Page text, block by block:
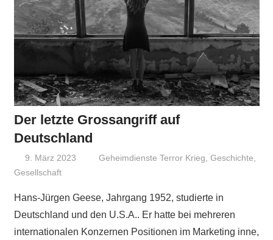
Der letzte Grossangriff auf
Deutschland
9. März 2023 Niki Vogt
Geheimdienste Terror Krieg,Geschichte,
Gesellschaft
Hans-Jürgen Geese, Jahrgang 1952, studierte in
Deutschland und den U.S.A.. Er hatte bei mehreren
internationalen Konzernen Positionen im Marketing inne,